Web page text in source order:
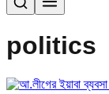
politics